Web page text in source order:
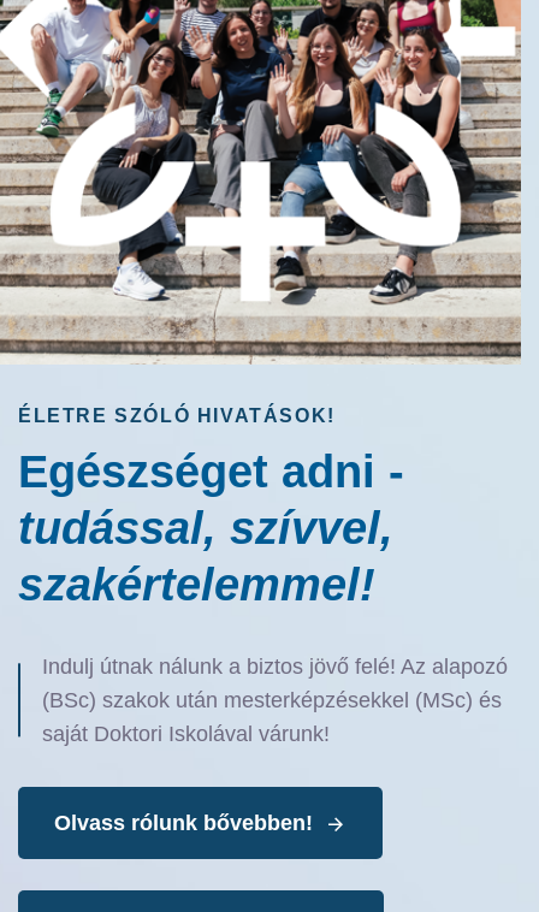
ÉLETRE SZÓLÓ HIVATÁSOK!
Egészséget adni -
tudással, szívvel,
szakértelemmel!
Indulj útnak nálunk a biztos jövő felé! Az alapozó
(BSc) szakok után mesterképzésekkel (MSc) és
saját Doktori Iskolával várunk!
Olvass rólunk bővebben!